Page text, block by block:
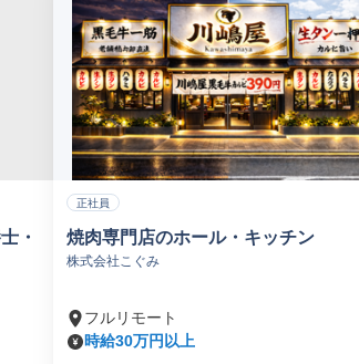
・
正社員
焼肉専門店のホール・キッチン
株式会社こぐみ
フルリモート
時給30万円以上